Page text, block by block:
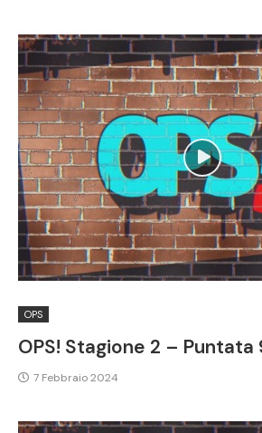
OPS
OPS! Stagione 2 – Puntata
7 Febbraio 2024